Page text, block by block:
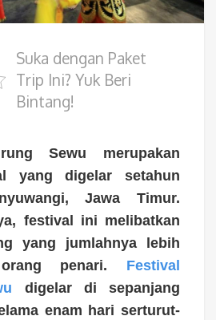
Suka dengan Paket
Trip Ini? Yuk Beri
Bintang!
Sewu merupakan
yang digelar setahun
Jawa Timur.
festival ini melibatkan
yang jumlahnya lebih
penari. Festival
digelar di sepanjang
enam hari serturut-